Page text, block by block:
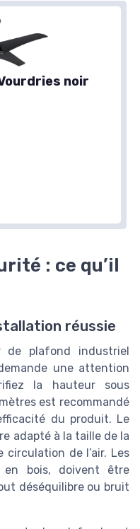
noir
: ce qu’il
réussie
de plafond industriel
une attention
la hauteur sous
est recommandé
du produit. Le
adapté à la taille de la
circulation de l’air. Les
bois, doivent être
déséquilibre ou bruit